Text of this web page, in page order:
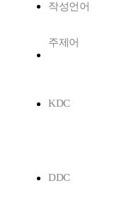
작성언어
주제어
KDC
DDC